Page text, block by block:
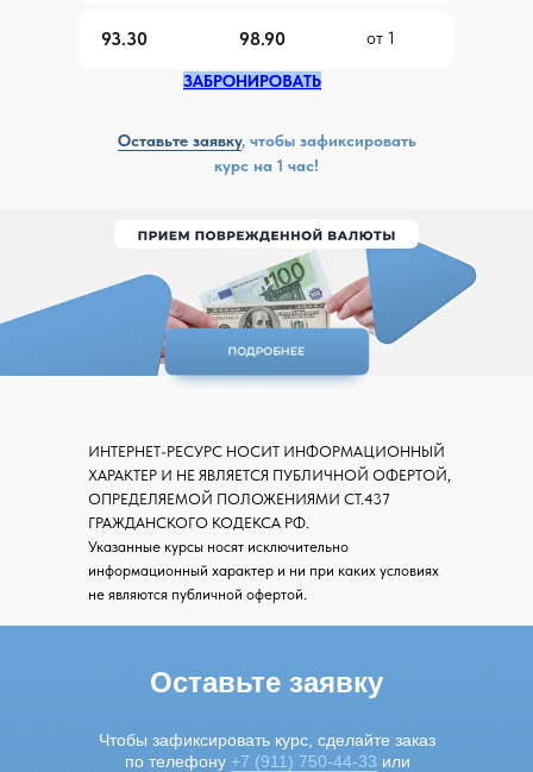
Оставьте заявку, чтобы зафиксировать
курс на 1 час!
ЗАБРОНИРОВАТЬ
93.30 98.90 от 1
ИНТЕРНЕТ-РЕСУРС НОСИТ ИНФОРМАЦИОННЫЙ
ХАРАКТЕР И НЕ ЯВЛЯЕТСЯ ПУБЛИЧНОЙ ОФЕРТОЙ,
ОПРЕДЕЛЯЕМОЙ ПОЛОЖЕНИЯМИ СТ.437
ГРАЖДАНСКОГО КОДЕКСА РФ.
Указанные курсы носят исключительно
информационный характер и ни при каких условиях
не являются публичной офертой.
Оставьте заявку
Чтобы зафиксировать курс, сделайте заказ
по телефону +7 (911) 750-44-33 или